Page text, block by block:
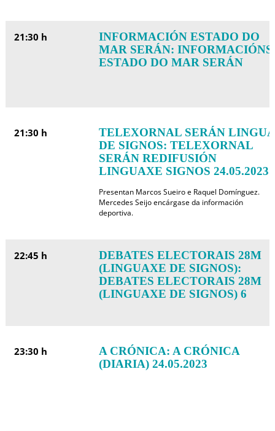
21:30 h
INFORMACIÓN ESTADO DO
MAR SERÁN: INFORMACIÓNS
ESTADO DO MAR SERÁN
21:30 h
TELEXORNAL SERÁN LINGUA
DE SIGNOS: TELEXORNAL
SERÁN REDIFUSIÓN
LINGUAXE SIGNOS 24.05.2023
Presentan Marcos Sueiro e Raquel Domínguez.
Mercedes Seijo encárgase da información
deportiva.
22:45 h
DEBATES ELECTORAIS 28M
(LINGUAXE DE SIGNOS):
DEBATES ELECTORAIS 28M
(LINGUAXE DE SIGNOS) 6
23:30 h
A CRÓNICA: A CRÓNICA
(DIARIA) 24.05.2023